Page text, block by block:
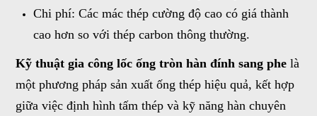
Chi phí: Các mác thép cường độ cao có giá thành
cao hơn so với thép carbon thông thường.
Kỹ thuật gia công lốc ống tròn hàn đính sang phe là
một phương pháp sản xuất ống thép hiệu quả, kết hợp
giữa việc định hình tấm thép và kỹ năng hàn chuyên